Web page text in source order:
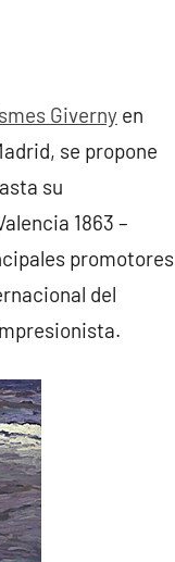
Giverny en
se propone
su
1863 –
promotores
del